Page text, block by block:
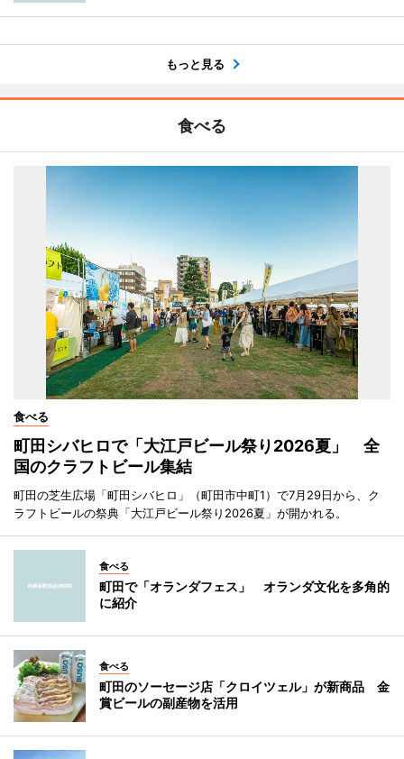
もっと見る
食べる
食べる
町田シバヒロで「大江戸ビール祭り2026夏」 全
国のクラフトビール集結
町田の芝生広場「町田シバヒロ」（町田市中町1）で7月29日から、ク
ラフトビールの祭典「大江戸ビール祭り2026夏」が開かれる。
食べる
町田で「オランダフェス」 オランダ文化を多角的
に紹介
食べる
町田のソーセージ店「クロイツェル」が新商品 金
賞ビールの副産物を活用